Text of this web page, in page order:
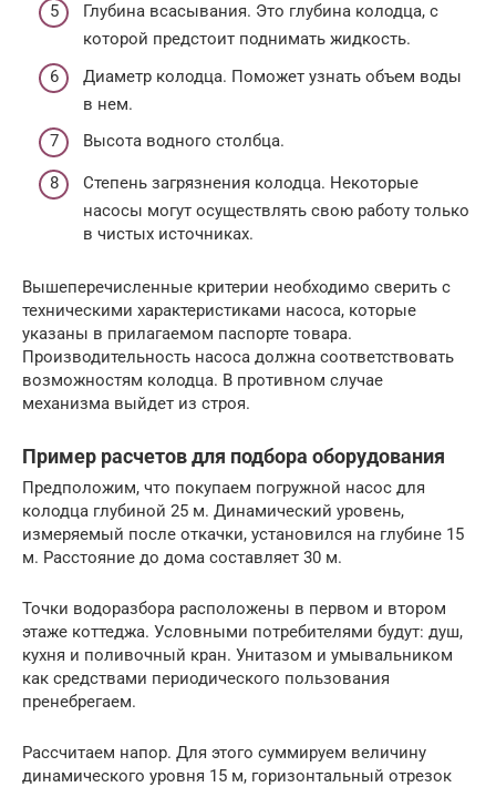
Глубина всасывания. Это глубина колодца, с
которой предстоит поднимать жидкость.
Диаметр колодца. Поможет узнать объем воды
в нем.
Высота водного столбца.
Степень загрязнения колодца. Некоторые
насосы могут осуществлять свою работу только
в чистых источниках.
Вышеперечисленные критерии необходимо сверить с
техническими характеристиками насоса, которые
указаны в прилагаемом паспорте товара.
Производительность насоса должна соответствовать
возможностям колодца. В противном случае
механизма выйдет из строя.
Пример расчетов для подбора оборудования
Предположим, что покупаем погружной насос для
колодца глубиной 25 м. Динамический уровень,
измеряемый после откачки, установился на глубине 15
м. Расстояние до дома составляет 30 м.
Точки водоразбора расположены в первом и втором
этаже коттеджа. Условными потребителями будут: душ,
кухня и поливочный кран. Унитазом и умывальником
как средствами периодического пользования
пренебрегаем.
Рассчитаем напор. Для этого суммируем величину
динамического уровня 15 м, горизонтальный отрезок